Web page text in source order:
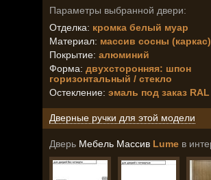
Параметры выбранной двери:
Отделка: кромка белый муар
Материал: массив сосны (каркас)
Покрытие: алюминий
Форма: двухсторонняя: шпон
горизонтальный / стекло
Остекление: эмаль под заказ
Дверные ручки для этой модели
Дверь Мебель Массив Lume в